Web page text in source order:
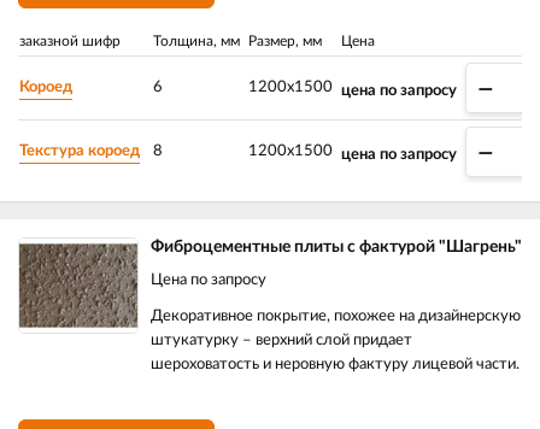
заказной шифр Толщина, мм Размер, мм Цена
Короед 6 1200х1500 цена по запросу –
Текстура короед 8 1200х1500 цена по запросу –
Фиброцементные плиты с фактурой "Шагрень"
Цена по запросу
Декоративное покрытие, похожее на дизайнерскую
штукатурку – верхний слой придает
шероховатость и неровную фактуру лицевой части.